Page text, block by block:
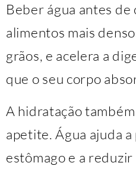
Beber água antes
alimentos mais
grãos, e acelera a
que o seu corpo
A hidratação
apetite. Água ajuda
estômago e a reduzir